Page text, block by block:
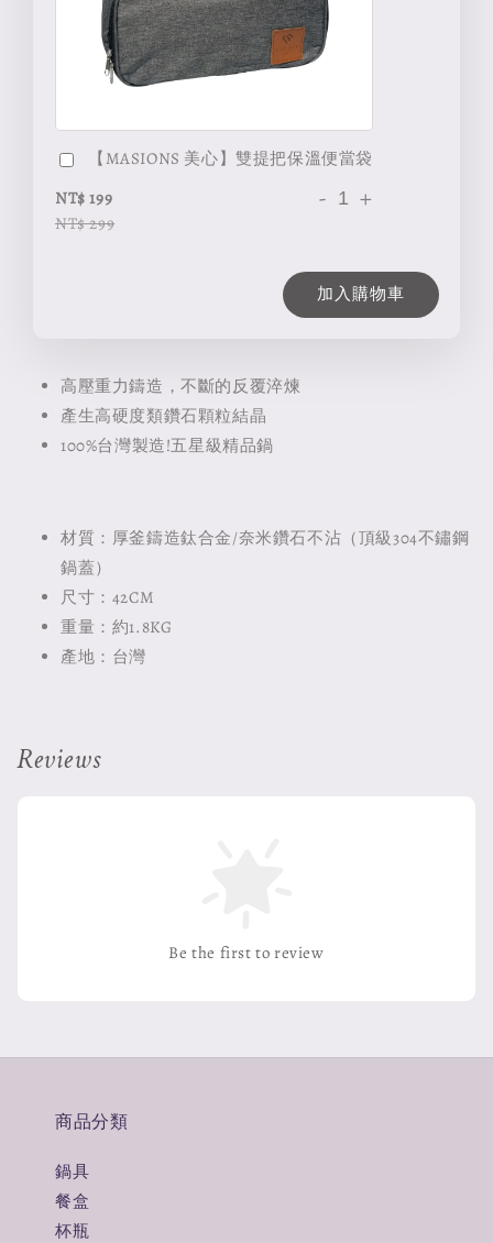
【MASIONS 美心】雙提把保溫便當袋
NT$ 199
NT$ 299
- +
加入購物車
高壓重力鑄造，不斷的反覆淬煉
產生高硬度類鑽石顆粒結晶
100%台灣製造!五星級精品鍋
材質：厚釜鑄造鈦合金/奈米鑽石不沾（頂級304不鏽鋼
鍋蓋）
尺寸：42CM
重量：約1.8KG
產地：台灣
Reviews
Be the first to review
商品分類
鍋具
餐盒
杯瓶